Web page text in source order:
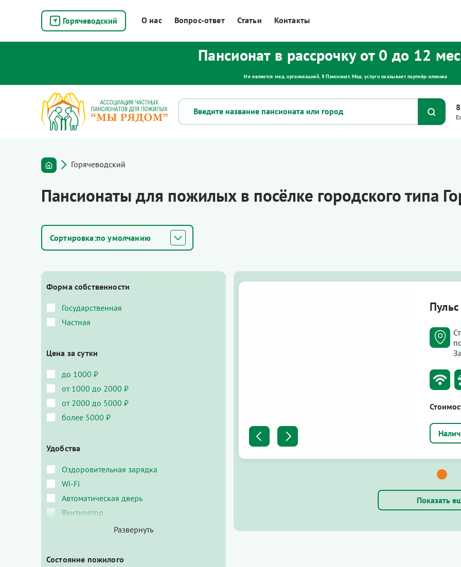
Горячеводский О нас Вопрос-ответ Статьи Контакты
Пансионат в рассрочку от 0 до 12
Не является мед. организацией. ⚕ Пансионат. Мед. услуги оказывает партнёр‑клиника
Горячеводский
Пансионаты для пожилых в посёлке городского типа
по умолчанию
Пульс
Показать
Форма собственности
Государственная
Частная
Цена за сутки
до 1000 ₽
от 1000 до 2000 ₽
от 2000 до 5000 ₽
более 5000 ₽
Удобства
Оздоровительная зарядка
Wi-Fi
Автоматическая дверь
Вентилятор
Состояние пожилого